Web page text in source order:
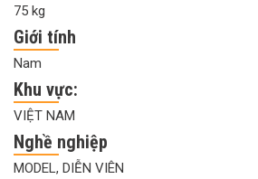
75 kg
Giới tính
Nam
Khu vực:
VIỆT NAM
Nghề nghiệp
MODEL, DIỄN VIÊN